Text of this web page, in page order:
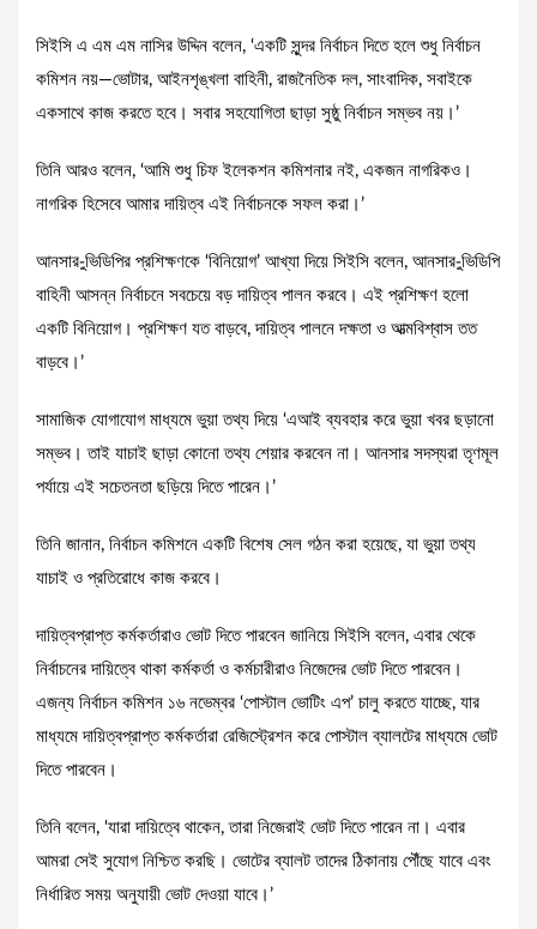
সিইসি এ এম এম নাসির উদ্দিন বলেন, ‘একটি সুন্দর নির্বাচন দিতে হলে শুধু নির্বাচন
কমিশন নয়—ভোটার, আইনশৃঙ্খলা বাহিনী, রাজনৈতিক দল, সাংবাদিক, সবাইকে
একসাথে কাজ করতে হবে। সবার সহযোগিতা ছাড়া সুষ্ঠু নির্বাচন সম্ভব নয়।’
তিনি আরও বলেন, ‘আমি শুধু চিফ ইলেকশন কমিশনার নই, একজন নাগরিকও।
নাগরিক হিসেবে আমার দায়িত্ব এই নির্বাচনকে সফল করা।’
আনসার-ুভিডিপির প্রশিক্ষণকে ‘বিনিয়োগ’ আখ্যা দিয়ে সিইসি বলেন, আনসার-ুভিডিপি
বাহিনী আসন্ন নির্বাচনে সবচেয়ে বড় দায়িত্ব পালন করবে। এই প্রশিক্ষণ হলো
একটি বিনিয়োগ। প্রশিক্ষণ যত বাড়বে, দায়িত্ব পালনে দক্ষতা ও আত্মবিশ্বাস তত
বাড়বে।’
সামাজিক যোগাযোগ মাধ্যমে ভুয়া তথ্য দিয়ে ‘এআই ব্যবহার করে ভুয়া খবর ছড়ানো
সম্ভব। তাই যাচাই ছাড়া কোনো তথ্য শেয়ার করবেন না। আনসার সদস্যরা তৃণমূল
পর্যায়ে এই সচেতনতা ছড়িয়ে দিতে পারেন।’
তিনি জানান, নির্বাচন কমিশনে একটি বিশেষ সেল গঠন করা হয়েছে, যা ভুয়া তথ্য
যাচাই ও প্রতিরোধে কাজ করবে।
দায়িত্বপ্রাপ্ত কর্মকর্তারাও ভোট দিতে পারবেন জানিয়ে সিইসি বলেন, এবার থেকে
নির্বাচনের দায়িত্বে থাকা কর্মকর্তা ও কর্মচারীরাও নিজেদের ভোট দিতে পারবেন।
এজন্য নির্বাচন কমিশন ১৬ নভেম্বর ‘পোস্টাল ভোটিং এপ’ চালু করতে যাচ্ছে, যার
মাধ্যমে দায়িত্বপ্রাপ্ত কর্মকর্তারা রেজিস্ট্রেশন করে পোস্টাল ব্যালটের মাধ্যমে ভোট
দিতে পারবেন।
তিনি বলেন, ‘যারা দায়িত্বে থাকেন, তারা নিজেরাই ভোট দিতে পারেন না। এবার
আমরা সেই সুযোগ নিশ্চিত করছি। ভোটের ব্যালট তাদের ঠিকানায় পৌঁছে যাবে এবং
নির্ধারিত সময় অনুযায়ী ভোট দেওয়া যাবে।’